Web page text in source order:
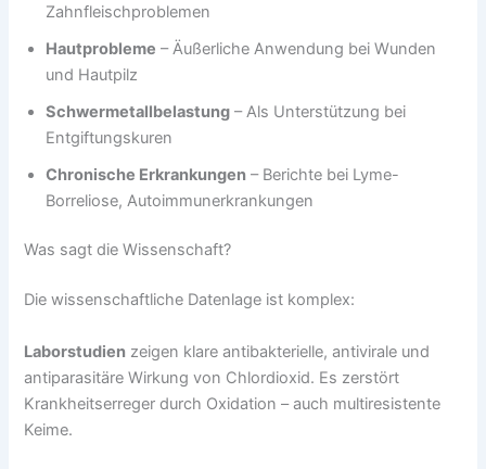
Zahnfleischproblemen
Hautprobleme – Äußerliche Anwendung bei Wunden
und Hautpilz
Schwermetallbelastung – Als Unterstützung bei
Entgiftungskuren
Chronische Erkrankungen – Berichte bei Lyme-
Borreliose, Autoimmunerkrankungen
Was sagt die Wissenschaft?
Die wissenschaftliche Datenlage ist komplex:
Laborstudien zeigen klare antibakterielle, antivirale und
antiparasitäre Wirkung von Chlordioxid. Es zerstört
Krankheitserreger durch Oxidation – auch multiresistente
Keime.